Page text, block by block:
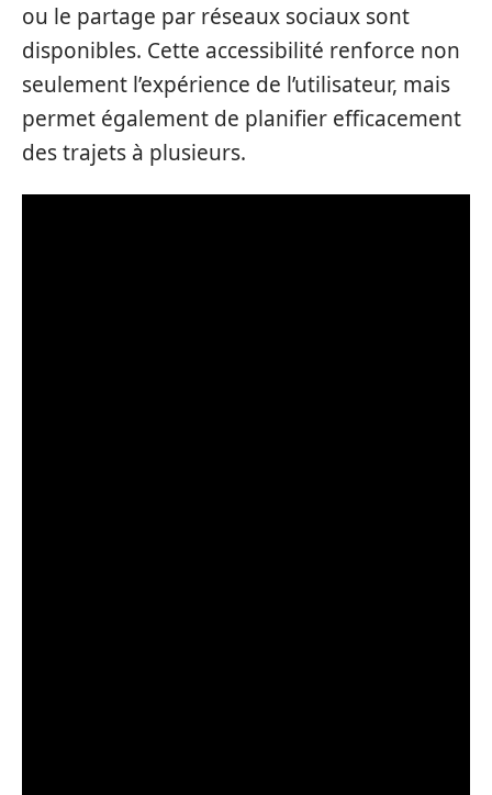
ou le partage par réseaux sociaux sont
disponibles. Cette accessibilité renforce non
seulement l’expérience de l’utilisateur, mais
permet également de planifier efficacement
des trajets à plusieurs.